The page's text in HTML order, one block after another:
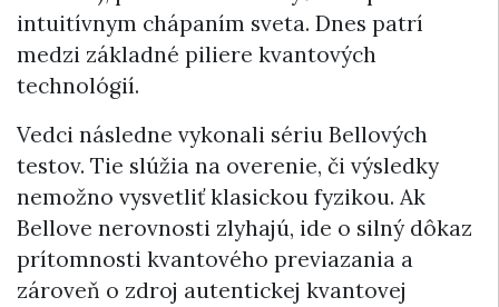
intuitívnym chápaním sveta. Dnes patrí
medzi základné piliere kvantových
technológií.
Vedci následne vykonali sériu Bellových
testov. Tie slúžia na overenie, či výsledky
nemožno vysvetliť klasickou fyzikou. Ak
Bellove nerovnosti zlyhajú, ide o silný dôkaz
prítomnosti kvantového previazania a
zároveň o zdroj autentickej kvantovej